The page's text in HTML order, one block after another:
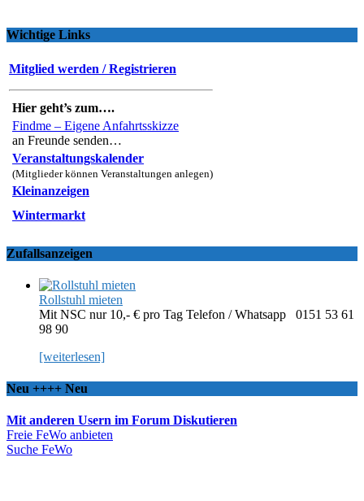
Wichtige Links
Mitglied werden / Registrieren
Hier geht’s zum….
Findme – Eigene Anfahrtsskizze
an Freunde senden…
Veranstaltungskalender
(Mitglieder können Veranstaltungen anlegen)
Kleinanzeigen
Wintermarkt
Zufallsanzeigen
Rollstuhl mieten
Mit NSC nur 10,- € pro Tag Telefon / Whatsapp 0151 53 61
98 90
[weiterlesen]
Neu ++++ Neu
Mit anderen Usern im Forum Diskutieren
Freie FeWo anbieten
Suche FeWo